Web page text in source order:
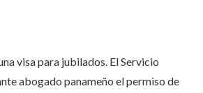
visa para jubilados. El Servicio
abogado panameño el permiso de